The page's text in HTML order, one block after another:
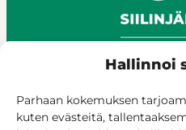
Hallinnoi
Parhaan kokemuksen
kuten evästeitä,